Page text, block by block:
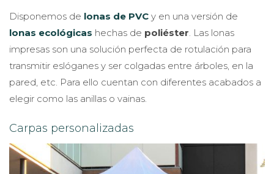
Disponemos de lonas de PVC y en una versión de
lonas ecológicas hechas de poliéster. Las lonas
impresas son una solución perfecta de rotulación para
transmitir eslóganes y ser colgadas entre árboles, en la
pared, etc. Para ello cuentan con diferentes acabados a
elegir como las anillas o vainas.
Carpas personalizadas